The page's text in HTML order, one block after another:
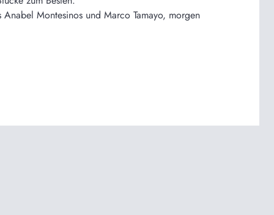
Montesinos und Marco Tamayo, morgen